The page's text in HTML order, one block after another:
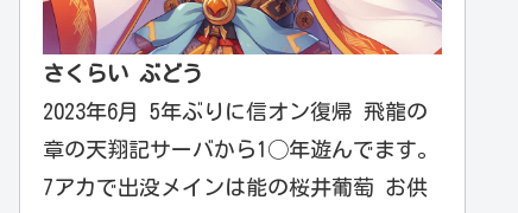
さくらい ぶどう
2023年6月 5年ぶりに信オン復帰 飛龍の
章の天翔記サーバから1◯年遊んでます。
7アカで出没メインは能の桜井葡萄 お供